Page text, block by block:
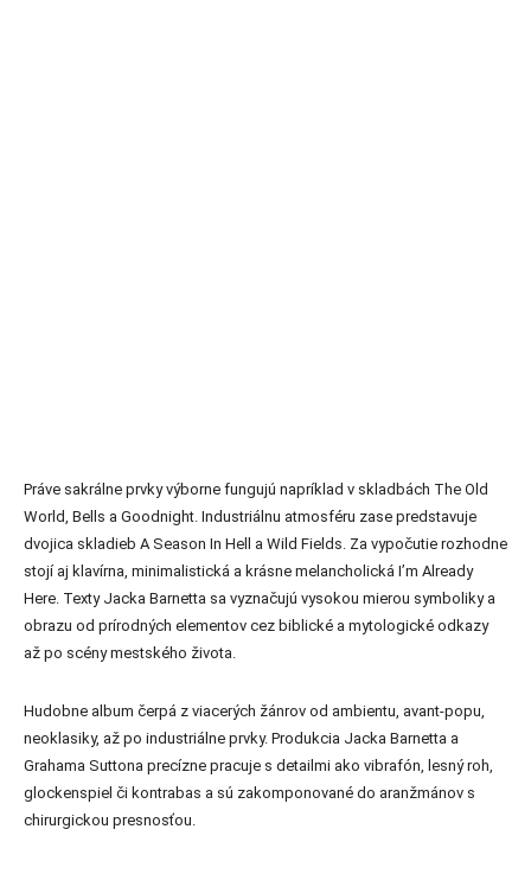
Práve sakrálne prvky výborne fungujú napríklad v skladbách The Old
World, Bells a Goodnight. Industriálnu atmosféru zase predstavuje
dvojica skladieb A Season In Hell a Wild Fields. Za vypočutie rozhodne
stojí aj klavírna, minimalistická a krásne melancholická I’m Already
Here. Texty Jacka Barnetta sa vyznačujú vysokou mierou symboliky a
obrazu od prírodných elementov cez biblické a mytologické odkazy
až po scény mestského života.
Hudobne album čerpá z viacerých žánrov od ambientu, avant-popu,
neoklasiky, až po industriálne prvky. Produkcia Jacka Barnetta a
Grahama Suttona precízne pracuje s detailmi ako vibrafón, lesný roh,
glockenspiel či kontrabas a sú zakomponované do aranžmánov s
chirurgickou presnosťou.